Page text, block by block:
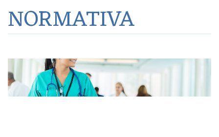
NORMATIVA